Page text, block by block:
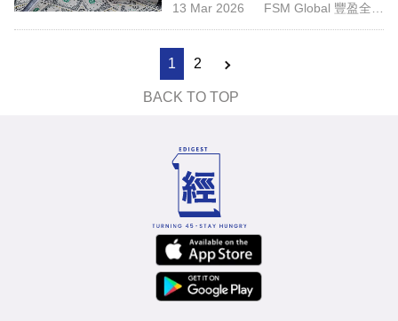
13 Mar 2026
FSM Global 豐盈全球
（香港）
1 2
BACK TO TOP